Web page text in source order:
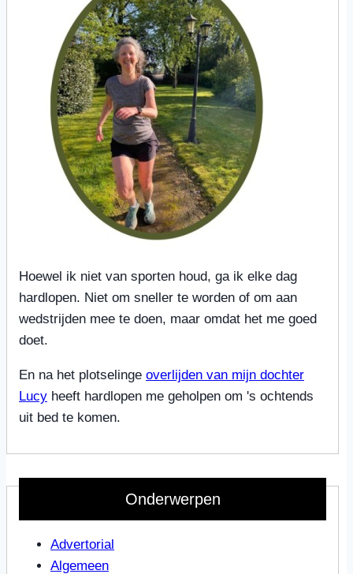
Hoewel ik niet van sporten houd, ga ik elke dag
hardlopen. Niet om sneller te worden of om aan
wedstrijden mee te doen, maar omdat het me goed
doet.
En na het plotselinge overlijden van mijn dochter
Lucy heeft hardlopen me geholpen om 's ochtends
uit bed te komen.
Onderwerpen
Advertorial
Algemeen